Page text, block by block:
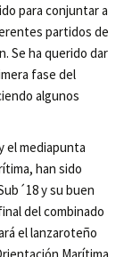
para conjuntar a
partidos de
Se ha querido dar
fase del
algunos
el mediapunta
han sido
y su buen
del combinado
el lanzaroteño
Marítima